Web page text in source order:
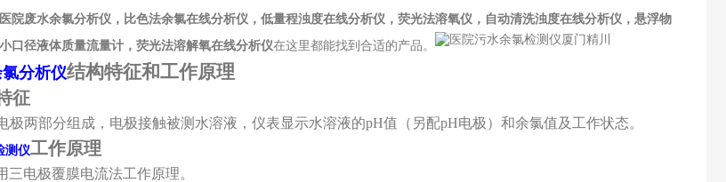
院废水余氯分析仪，比色法余氯在线分析仪，低量程浊度在线分析仪，荧光法溶氧仪，自动清洗浊度在线分析仪，悬浮物
口径液体质量流量计，荧光法溶解氧在线分析仪在这里都能找到合适的产品。
分析仪结构特征和工作原理
征
极两部分组成，电极接触被测水溶液，仪表显示水溶液的pH值 （另配pH电极） 和余氯值及工作状态。
测仪工作原理
三电极覆膜电流法工作原理。